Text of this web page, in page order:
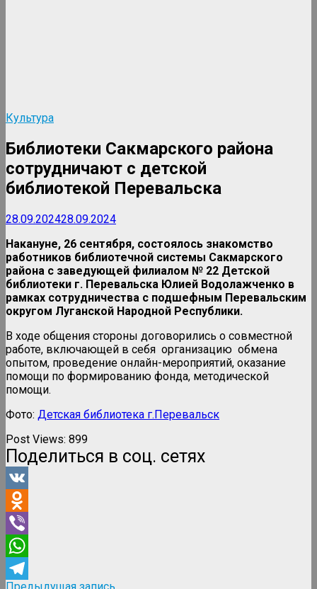
Культура
Библиотеки Сакмарского района
сотрудничают с детской
библиотекой Перевальска
28.09.202428.09.2024
Накануне, 26 сентября, состоялось знакомство
работников библиотечной системы Сакмарского
района с заведующей филиалом № 22 Детской
библиотеки г. Перевальска Юлией Водолажченко в
рамках сотрудничества с подшефным Перевальским
округом Луганской Народной Республики.
В ходе общения стороны договорились о совместной
работе, включающей в себя организацию обмена
опытом, проведение онлайн-мероприятий, оказание
помощи по формированию фонда, методической
помощи.
Фото: Детская библиотека г.Перевальск
Post Views: 899
Поделиться в соц. сетях
VK
Odnoklassniki
Viber
WhatsApp
Предыдущая запись